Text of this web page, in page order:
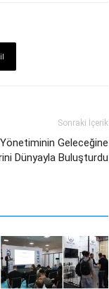
Sonraki İçerik
Geleceğine
Dünyayla Buluşturdu